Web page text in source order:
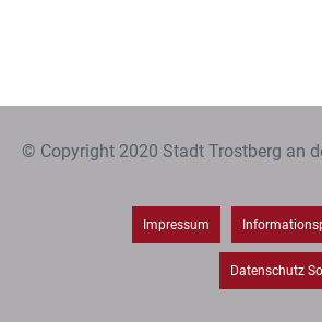
© Copyright 2020 Stadt Trostberg an
Impressum
Datenschutz